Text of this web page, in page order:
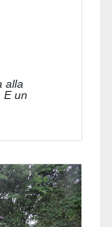
alla
E un